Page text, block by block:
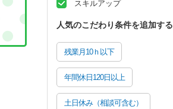
スキルアップ
人気のこだわり条件を追加する
残業月10ｈ以下
年間休日120日以上
土日休み（相談可含む）